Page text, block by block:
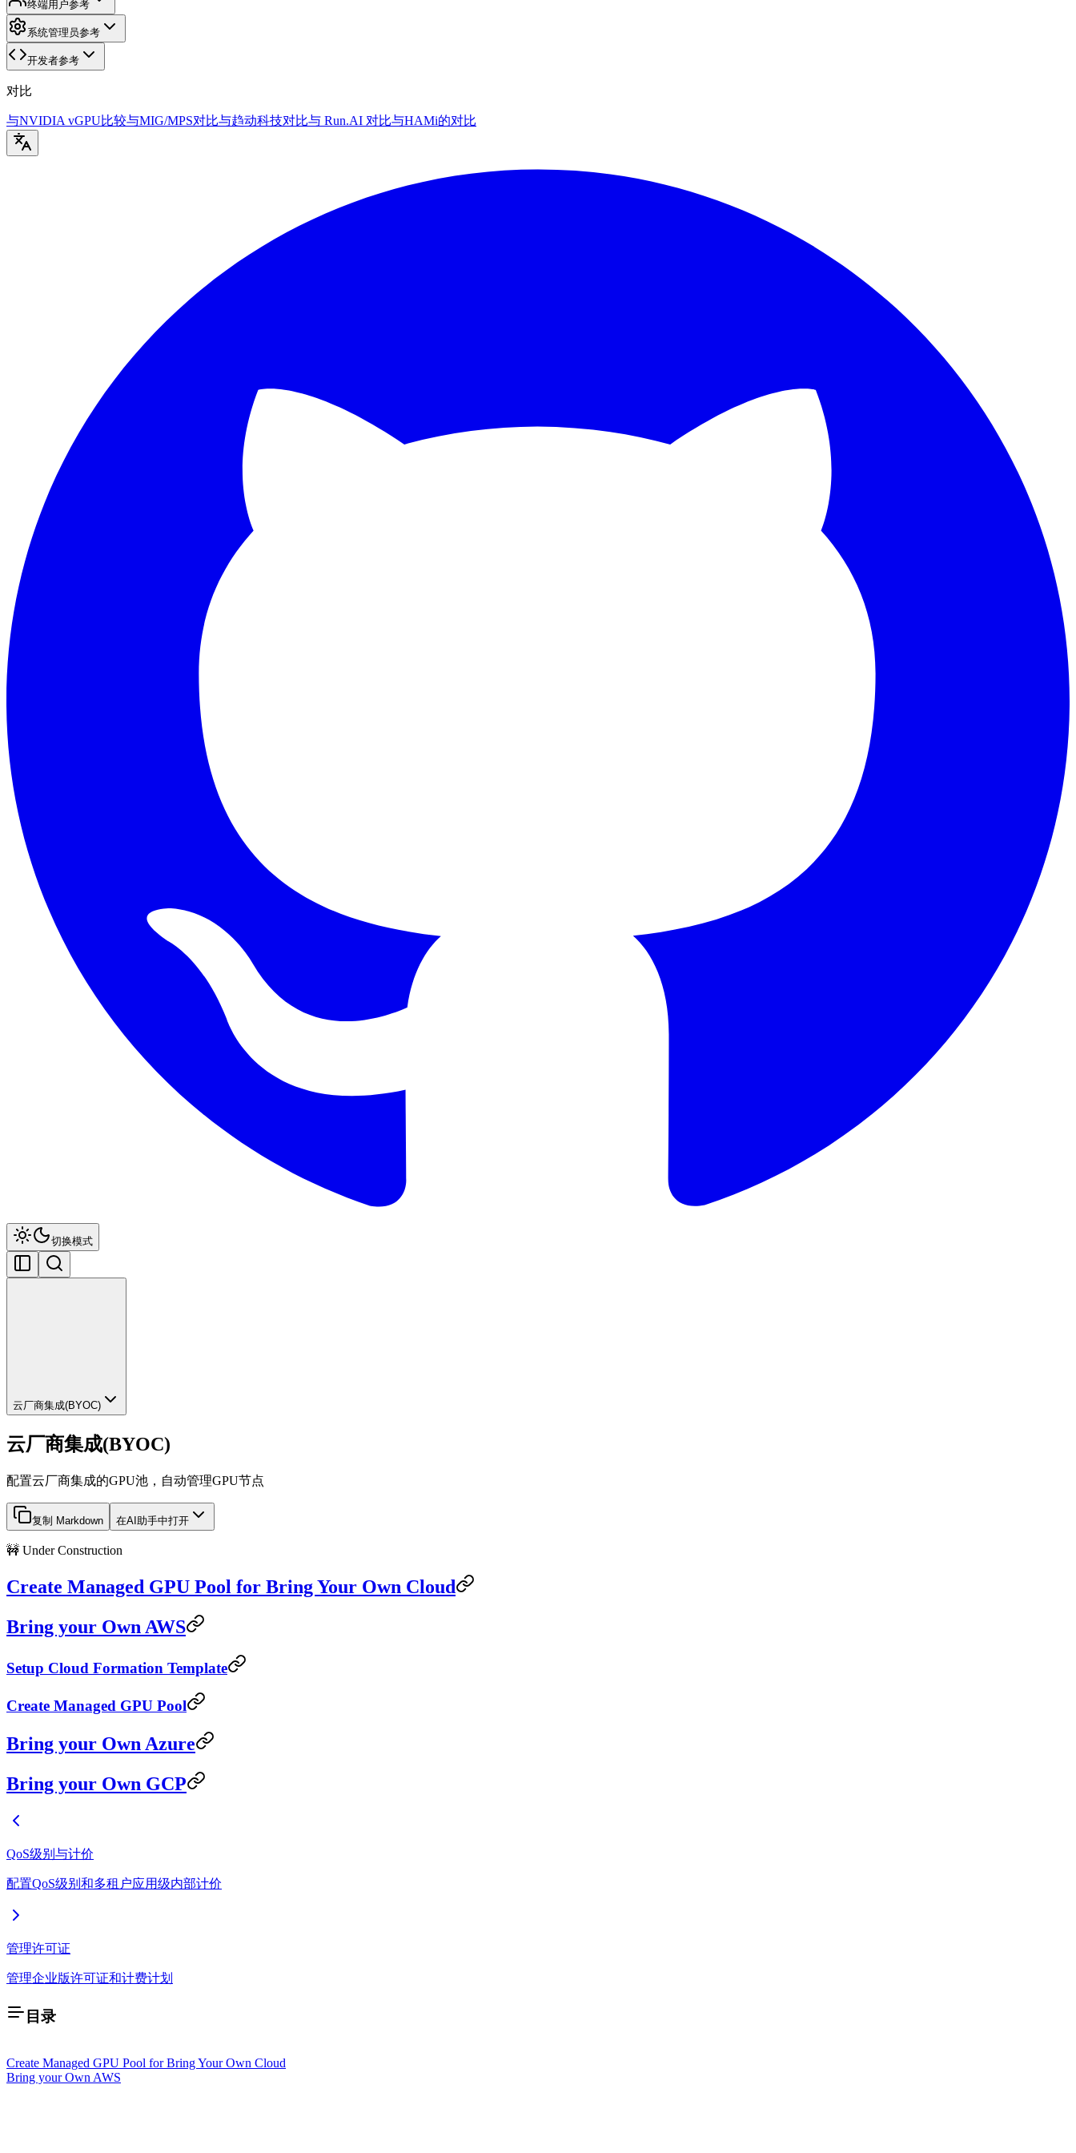
终端用户参考
系统管理员参考
开发者参考
对比
与NVIDIA vGPU比较与MIG/MPS对比与趋动科技对比与 Run.AI 对比与HAMi的对比
切换模式
云厂商集成(BYOC)
云厂商集成(BYOC)
配置云厂商集成的GPU池，自动管理GPU节点
复制 Markdown 在AI助手中打开
🚧 Under Construction
Create Managed GPU Pool for Bring Your Own Cloud
Bring your Own AWS
Setup Cloud Formation Template
Create Managed GPU Pool
Bring your Own Azure
Bring your Own GCP
QoS级别与计价
配置QoS级别和多租户应用级内部计价
管理许可证
管理企业版许可证和计费计划
目录
Create Managed GPU Pool for Bring Your Own Cloud
Bring your Own AWS